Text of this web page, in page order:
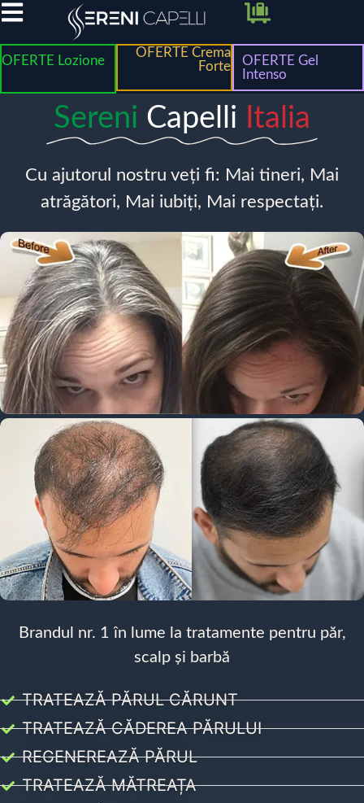
OFERTE Lozione
OFERTE Crema
Forte
OFERTE Gel
Intenso
Sereni Capelli Italia
Cu ajutorul nostru veți fi: Mai tineri, Mai
atrăgători, Mai iubiți, Mai respectați.
Brandul nr. 1 în lume la tratamente pentru păr,
scalp și barbă
TRATEAZĂ PĂRUL CĂRUNT
TRATEAZĂ CĂDEREA PĂRULUI
REGENEREAZĂ PĂRUL
TRATEAZĂ MĂTREAȚA